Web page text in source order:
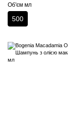
Об'єм мл
500